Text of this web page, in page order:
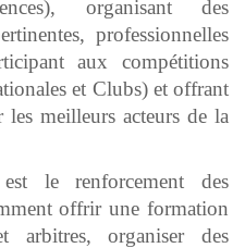
organisant des
professionnelles
aux compétitions
et Clubs) et offrant
meilleurs acteurs de la
le renforcement des
offrir une formation
arbitres, organiser des